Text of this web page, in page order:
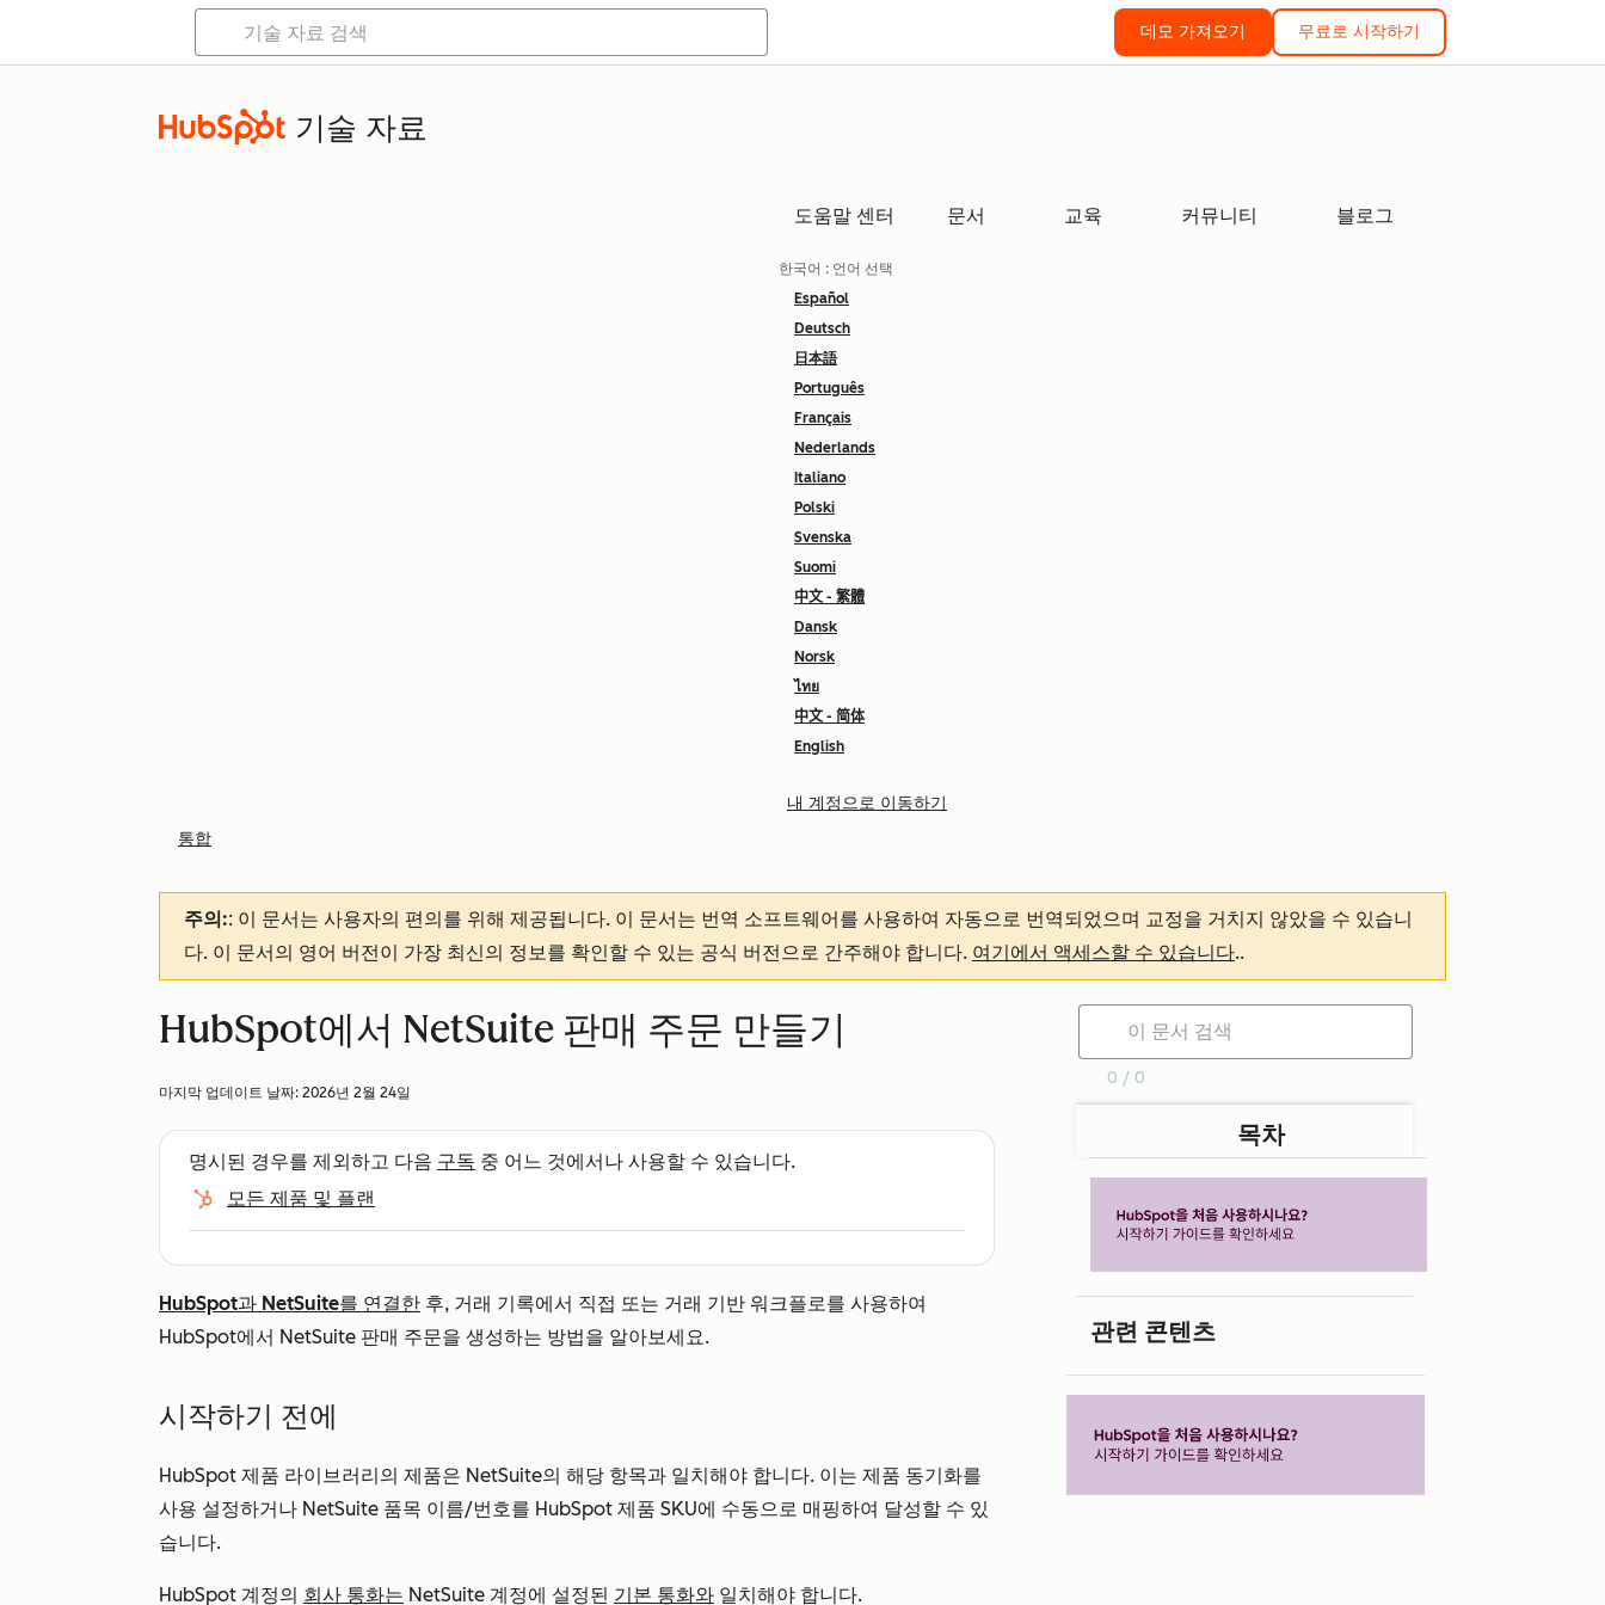
데모 가져오기 무료로 시작하기
기술 자료
도움말 센터 문서 교육 커뮤니티 블로그
한국어 : 언어 선택
Español
Deutsch
日本語
Português
Français
Nederlands
Italiano
Polski
Svenska
Suomi
中文 - 繁體
Dansk
Norsk
ไทย
中文 - 简体
English
내 계정으로 이동하기
통합
주의:: 이 문서는 사용자의 편의를 위해 제공됩니다. 이 문서는 번역 소프트웨어를 사용하여 자동으로 번역되었으며 교정을 거치지 않았을 수 있습니
다. 이 문서의 영어 버전이 가장 최신의 정보를 확인할 수 있는 공식 버전으로 간주해야 합니다. 여기에서 액세스할 수 있습니다..
HubSpot에서 NetSuite 판매 주문 만들기
마지막 업데이트 날짜: 2026년 2월 24일
명시된 경우를 제외하고 다음 구독 중 어느 것에서나 사용할 수 있습니다.
모든 제품 및 플랜
HubSpot과 NetSuite를 연결한 후, 거래 기록에서 직접 또는 거래 기반 워크플로를 사용하여
HubSpot에서 NetSuite 판매 주문을 생성하는 방법을 알아보세요.
시작하기 전에
HubSpot 제품 라이브러리의 제품은 NetSuite의 해당 항목과 일치해야 합니다. 이는 제품 동기화를
사용 설정하거나 NetSuite 품목 이름/번호를 HubSpot 제품 SKU에 수동으로 매핑하여 달성할 수 있
습니다.
HubSpot 계정의 회사 통화는 NetSuite 계정에 설정된 기본 통화와 일치해야 합니다.
0 / 0
목차
관련 콘텐츠